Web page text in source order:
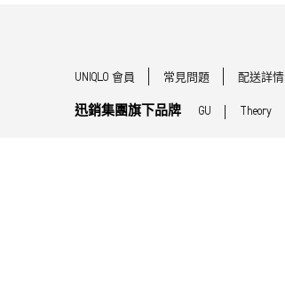
UNIQLO 會員 常見問題 配送詳情
迅銷集團旗下品牌 GU Theory